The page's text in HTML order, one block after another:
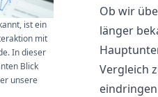
Ob wir
länger
Vergleich
ist ein
mit
In dieser
Blick
unsere